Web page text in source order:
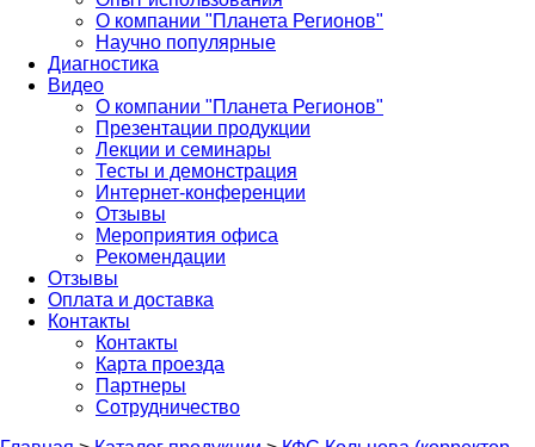
О компании "Планета Регионов"
Научно популярные
Диагностика
Видео
О компании "Планета Регионов"
Презентации продукции
Лекции и семинары
Тесты и демонстрация
Интернет-конференции
Отзывы
Мероприятия офиса
Рекомендации
Отзывы
Оплата и доставка
Контакты
Контакты
Карта проезда
Партнеры
Сотрудничество